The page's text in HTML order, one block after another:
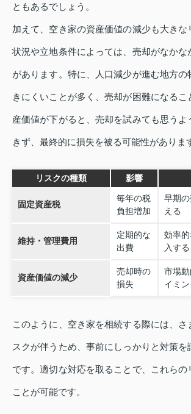
ともあるでしょう。
加えて、空き家の資産価値の減少も大きな
状況や立地条件によっては、売却がなかな
があります。特に、人口減少が進む地方の
きにくいことが多く、売却が困難になるこ
産価値が下がると、売却を試みても思うよ
きず、最終的に損失を被る可能性がありま
リスクの種類 影響
固定資産税
毎年の税
負担増加
早期
える
維持・管理費用
定期的な
出費
効率
入する
資産価値の減少
売却時の
損失
市場
イミ
このように、空き家を相続する際には、さ
スクが伴うため、事前にしっかりと対策を
です。適切な対応を取ることで、これらの
ことが可能です。